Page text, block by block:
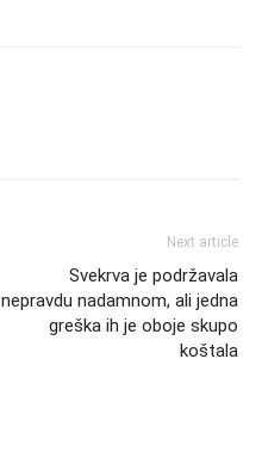
Next article
Svekrva je podržavala
nepravdu nadamnom, ali jedna
greška ih je oboje skupo
koštala